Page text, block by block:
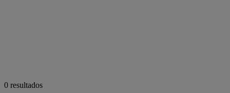
0 resultados